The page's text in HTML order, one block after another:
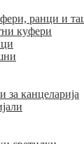
ранци и
куфери
за канцеларија